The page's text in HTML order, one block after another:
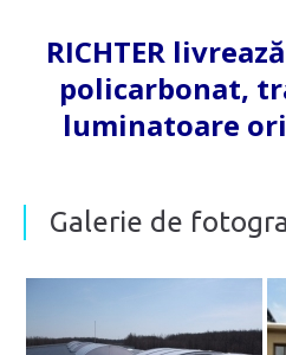
RICHTER
policarbonat,
luminatoare
Galerie de